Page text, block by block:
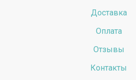
Доставка
Оплата
Отзывы
Контакты